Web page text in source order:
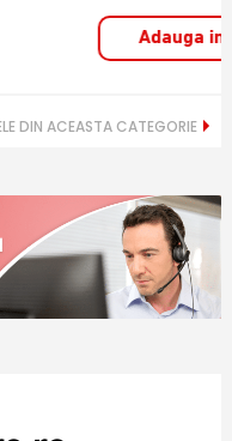
DIN ACEASTA CATEGORIE